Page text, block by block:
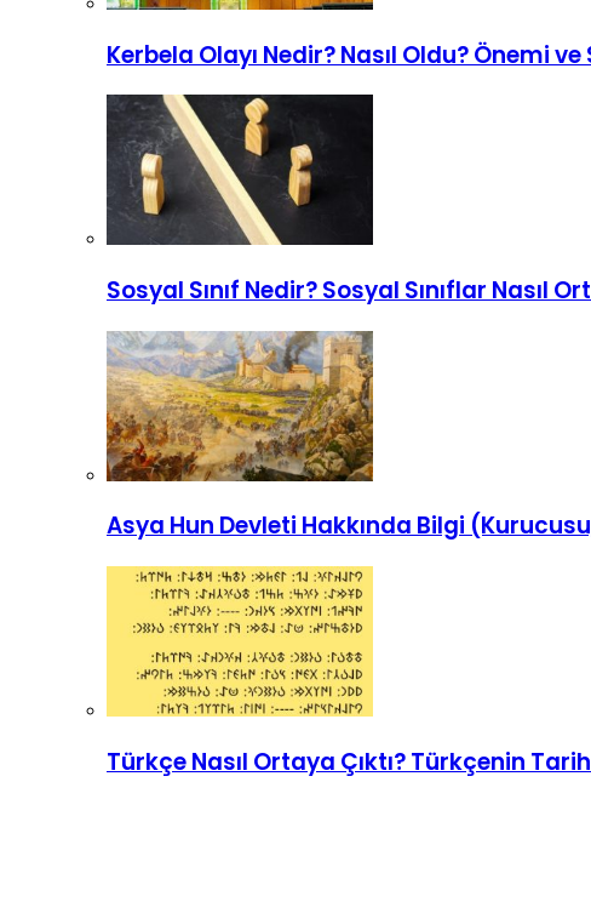
Kerbela Olayı Nedir? Nasıl Oldu? Önemi
Sosyal Sınıf Nedir? Sosyal Sınıflar Nasıl
Asya Hun Devleti Hakkında Bilgi
Türkçe Nasıl Ortaya Çıktı? Türkçenin